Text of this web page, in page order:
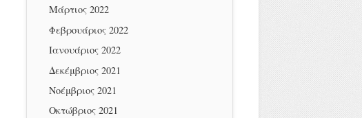
Μάρτιος 2022
Φεβρουάριος 2022
Ιανουάριος 2022
Δεκέμβριος 2021
Νοέμβριος 2021
Οκτώβριος 2021